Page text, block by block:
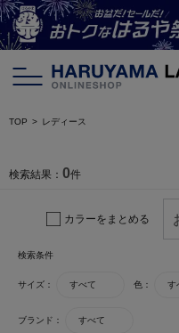
TOP レディース
検索結果： 0件
カラーをまとめる
検索条件
サイズ： すべて 色： す
ブランド： すべて